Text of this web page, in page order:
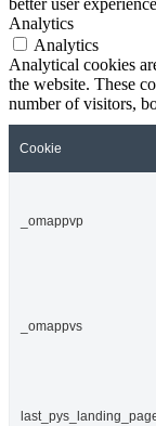
Analytics
Analytics
Analytical cookies
the website. These
number of visitors,
Cookie
_omappvp
_omappvs